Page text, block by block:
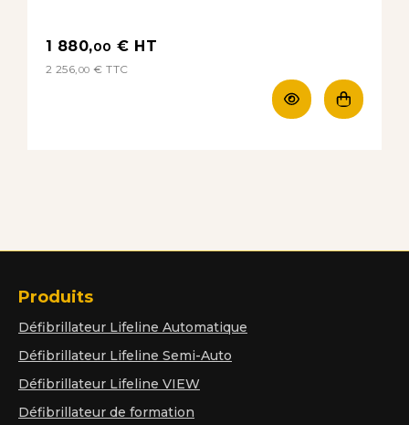
1 880,00 € HT
2 256,00 € TTC
Produits
Défibrillateur Lifeline Automatique
Défibrillateur Lifeline Semi-Auto
Défibrillateur Lifeline VIEW
Défibrillateur de formation